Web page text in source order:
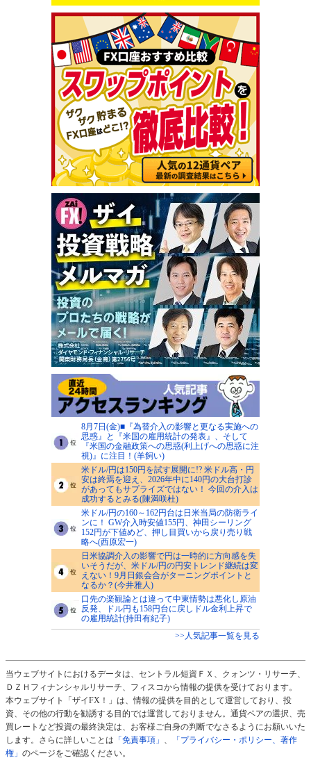
8月7日(金)■『為替介入の影響と更なる実施への
思惑』と『米国の雇用統計の発表』、そして
『米国の金融政策への思惑(利上げへの思惑に注
視)』に注目！(羊飼い)
米ドル/円は150円を試す展開に!? 米ドル高・円
安は終焉を迎え、2026年中に140円の大台打診
があってもサプライズではない！ 今回の介入は
成功するとみる(陳満咲杜)
米ドル/円の160～162円台は日米当局の防衛ライ
ンに！ GW介入時安値155円、神田シーリング
152円が下値めど、押し目買いから戻り売り戦
略へ(西原宏一)
日米協調介入の影響で円は一時的に方向感を失
いそうだが、米ドル/円の円安トレンド継続は変
えない！9月日銀会合がターニングポイントと
なるか？(今井雅人)
口先の楽観論とは違って中東情勢は悪化し原油
反発、ドル円も158円台に戻しドル金利上昇で
の雇用統計(持田有紀子)
>>人気記事一覧を見る
当ウェブサイトにおけるデータは、セントラル短資ＦＸ、クォンツ・リサーチ、
ＤＺＨフィナンシャルリサーチ、フィスコから情報の提供を受けております。
本ウェブサイト「ザイFX！」は、情報の提供を目的として運営しており、投
資、その他の行動を勧誘する目的では運営しておりません。通貨ペアの選択、売
買レートなど投資の最終決定は、お客様ご自身の判断でなさるようにお願いいた
します。さらに詳しいことは 「免責事項」
「プライバシー・ポリシー、著作
権」 のページをご確認ください。